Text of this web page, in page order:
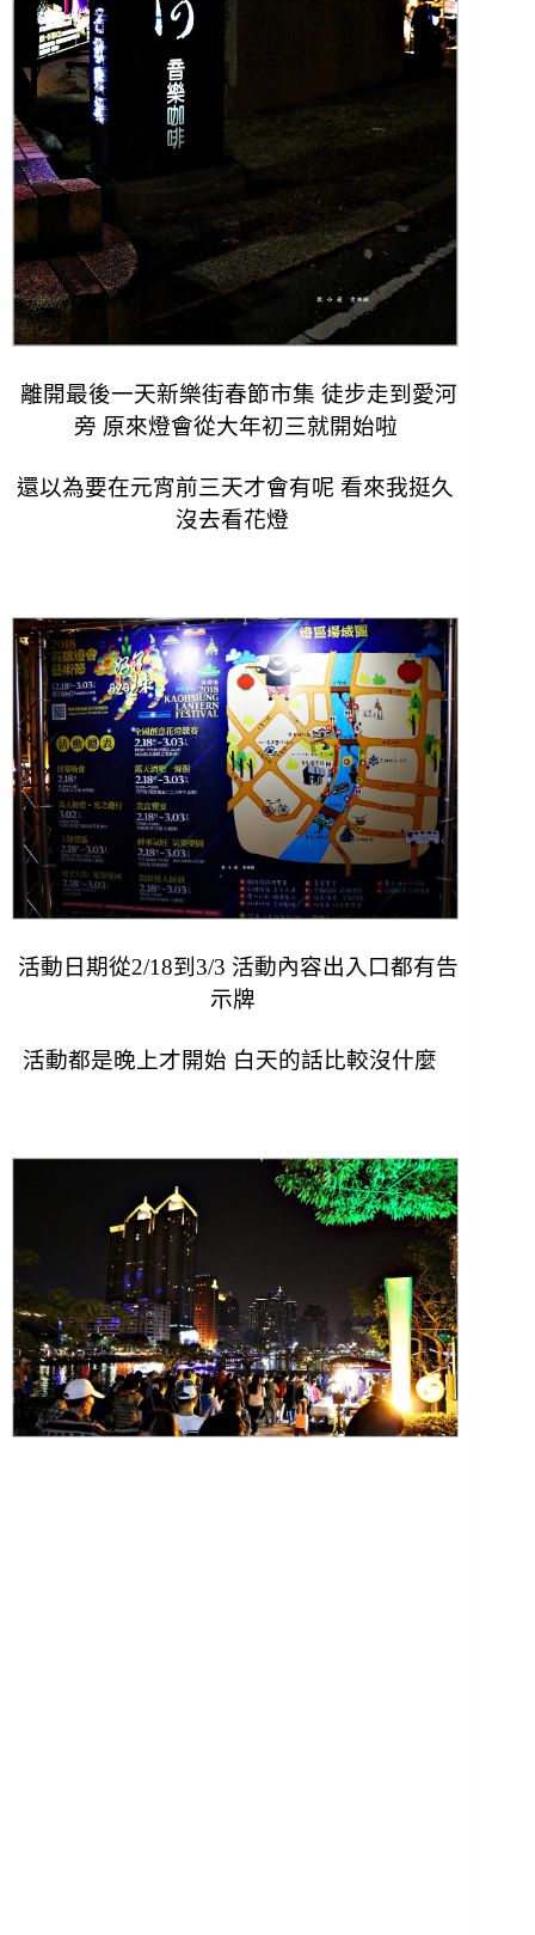
離開最後一天新樂街春節市集 徒步走到愛河
旁 原來燈會從大年初三就開始啦
還以為要在元宵前三天才會有呢 看來我挺久
沒去看花燈
活動日期從2/18到3/3 活動內容出入口都有告
示牌
活動都是晚上才開始 白天的話比較沒什麼